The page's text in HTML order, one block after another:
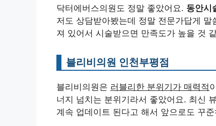
닥터에버스의원도 정말 좋았어요. 동안시
저도 상담받아봤는데 정말 전문가답게
져 있어서 시술받으면 만족도가 높을 것
블리비의원 인천부평점
블리비의원은 러블리한 분위기가 매력적
너지 넘치는 분위기라서 좋았어요. 최신
계속 업데이트 된다고 해서 앞으로도 꾸